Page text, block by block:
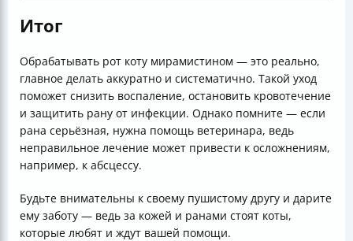
Итог
Обрабатывать рот коту мирамистином — это реально,
главное делать аккуратно и систематично. Такой уход
поможет снизить воспаление, остановить кровотечение
и защитить рану от инфекции. Однако помните — если
рана серьёзная, нужна помощь ветеринара, ведь
неправильное лечение может привести к осложнениям,
например, к абсцессу.
Будьте внимательны к своему пушистому другу и дарите
ему заботу — ведь за кожей и ранами стоят коты,
которые любят и ждут вашей помощи.